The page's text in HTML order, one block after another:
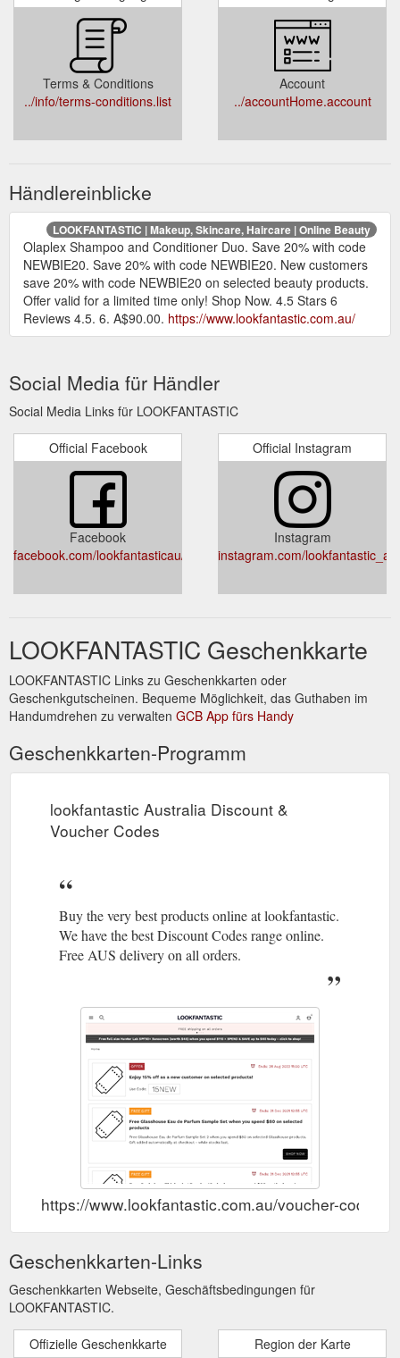
Terms & Conditions
../info/terms-conditions.list
Account
../accountHome.account
Händlereinblicke
LOOKFANTASTIC | Makeup, Skincare, Haircare | Online Beauty
Olaplex Shampoo and Conditioner Duo. Save 20% with code
NEWBIE20. Save 20% with code NEWBIE20. New customers
save 20% with code NEWBIE20 on selected beauty products.
Offer valid for a limited time only! Shop Now. 4.5 Stars 6
Reviews 4.5. 6. A$90.00. https://www.lookfantastic.com.au/
Social Media für Händler
Social Media Links für LOOKFANTASTIC
Official Facebook
Facebook
facebook.com/lookfantasticau/
Official Instagram
Instagram
instagram.com/lookfantastic_au/
LOOKFANTASTIC Geschenkkarte
LOOKFANTASTIC Links zu Geschenkkarten oder
Geschenkgutscheinen. Bequeme Möglichkeit, das Guthaben im
Handumdrehen zu verwalten GCB App fürs Handy
Geschenkkarten-Programm
lookfantastic Australia Discount &
Voucher Codes
Buy the very best products online at lookfantastic.
We have the best Discount Codes range online.
Free AUS delivery on all orders.
https://www.lookfantastic.com.au/voucher-
Geschenkkarten-Links
Geschenkkarten Webseite, Geschäftsbedingungen für
LOOKFANTASTIC.
Offizielle Geschenkkarte Region der Karte